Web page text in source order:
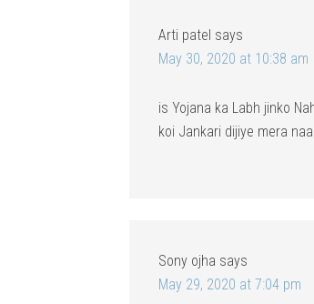
Arti patel says
May 30, 2020 at 10:38 am
is Yojana ka Labh jinko
koi Jankari dijiye mera
Sony ojha says
May 29, 2020 at 7:04 pm